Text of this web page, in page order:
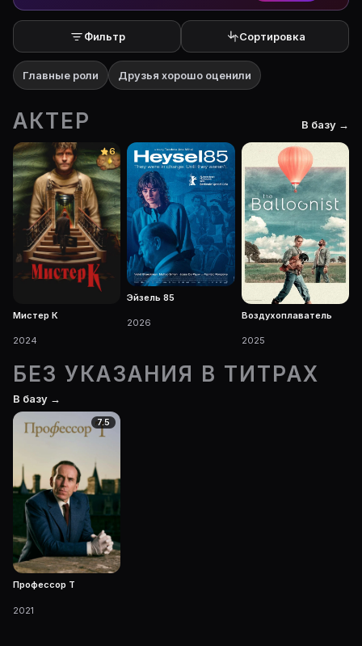
Фильтр Сортировка
Главные роли Друзья хорошо оценили
АКТЕР В базу →
6
Мистер К
2024
Эйзель 85
2026
Воздухоплаватель
2025
БЕЗ УКАЗАНИЯ В ТИТРАХ
В базу →
7.5
Профессор Т
2021